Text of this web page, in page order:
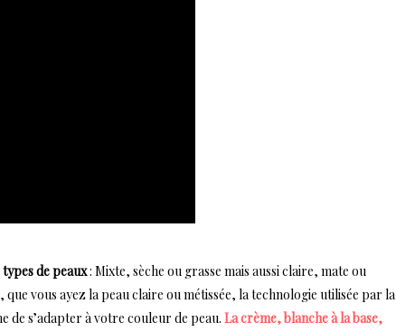
types de peaux: Mixte, sèche ou grasse mais aussi claire, mate ou
vous ayez la peau claire ou métissée, la technologie utilisée par la
de s’adapter à votre couleur de peau. La crème, blanche à la base,